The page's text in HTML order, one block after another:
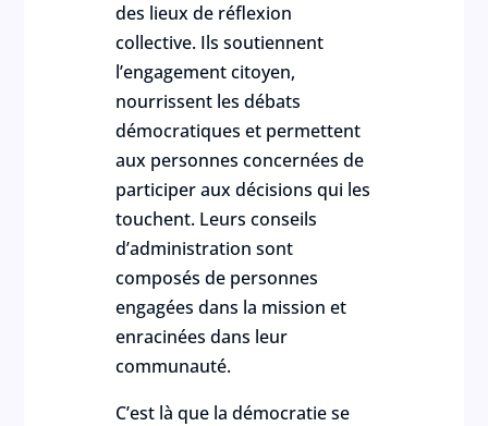
des lieux de réflexion
collective. Ils soutiennent
l’engagement citoyen,
nourrissent les débats
démocratiques et permettent
aux personnes concernées de
participer aux décisions qui les
touchent. Leurs conseils
d’administration sont
composés de personnes
engagées dans la mission et
enracinées dans leur
communauté.
C’est là que la démocratie se